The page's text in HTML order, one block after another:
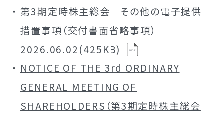
第3期定時株主総会 その他の電子提供
措置事項（交付書面省略事項）
2026.06.02(425KB)
NOTICE OF THE 3rd ORDINARY
GENERAL MEETING OF
SHAREHOLDERS（第3期定時株主総会